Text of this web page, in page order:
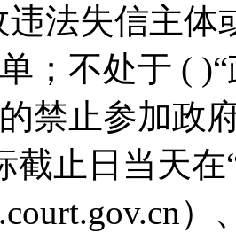
违法失信主
；不处于 (
禁止参加政
截止日当天